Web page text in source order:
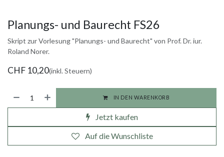
Planungs- und Baurecht FS26
Skript zur Vorlesung "Planungs- und Baurecht" von Prof. Dr. iur.
Roland Norer.
CHF 10,20(inkl. Steuern)
IN DEN WARENKORB
Jetzt kaufen
Auf die Wunschliste